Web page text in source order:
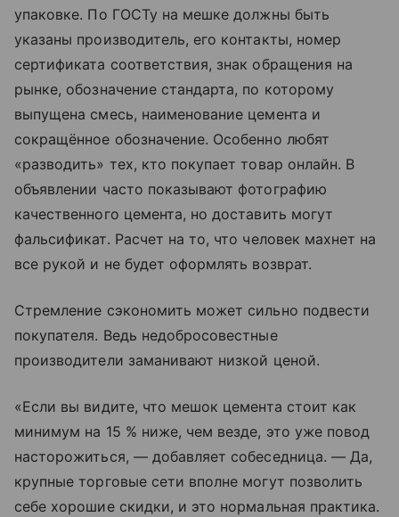
упаковке. По ГОСТу на мешке должны быть
указаны производитель, его контакты, номер
сертификата соответствия, знак обращения на
рынке, обозначение стандарта, по которому
выпущена смесь, наименование цемента и
сокращённое обозначение. Особенно любят
«разводить» тех, кто покупает товар онлайн. В
объявлении часто показывают фотографию
качественного цемента, но доставить могут
фальсификат. Расчет на то, что человек махнет на
все рукой и не будет оформлять возврат.
Стремление сэкономить может сильно подвести
покупателя. Ведь недобросовестные
производители заманивают низкой ценой.
«Если вы видите, что мешок цемента стоит как
минимум на 15 % ниже, чем везде, это уже повод
насторожиться, — добавляет собеседница. — Да,
крупные торговые сети вполне могут позволить
себе хорошие скидки, и это нормальная практика.